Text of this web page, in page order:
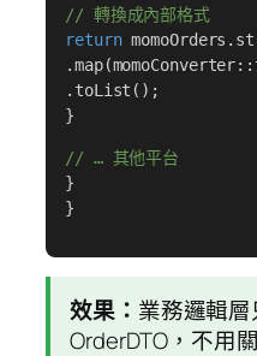
// 轉換成內部格式
return
.toList();
}
// … 其他平台
}
}
效果： 業務邏輯
OrderDTO，不用